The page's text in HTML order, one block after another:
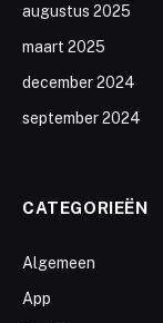
augustus 2025
maart 2025
december 2024
september 2024
CATEGORIEËN
Algemeen
App